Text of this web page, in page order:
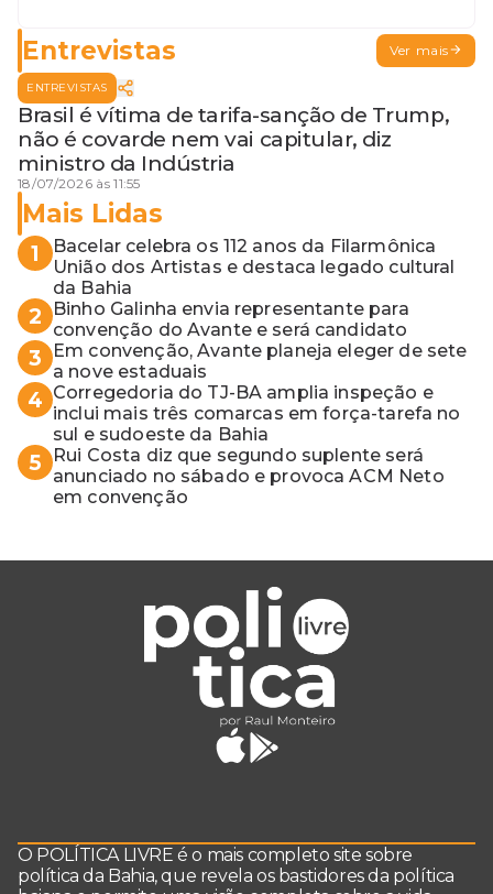
Entrevistas Ver mais
ENTREVISTAS
Brasil é vítima de tarifa-sanção de Trump,
não é covarde nem vai capitular, diz
ministro da Indústria
18/07/2026 às 11:55
Mais Lidas
1
Bacelar celebra os 112 anos da Filarmônica
União dos Artistas e destaca legado cultural
da Bahia
2
Binho Galinha envia representante para
convenção do Avante e será candidato
3
Em convenção, Avante planeja eleger de sete
a nove estaduais
4 Corregedoria do TJ-BA amplia inspeção e
inclui mais três comarcas em força-tarefa no
sul e sudoeste da Bahia
5
Rui Costa diz que segundo suplente será
anunciado no sábado e provoca ACM Neto
em convenção
O POLÍTICA LIVRE é o mais completo site sobre
política da Bahia, que revela os bastidores da política